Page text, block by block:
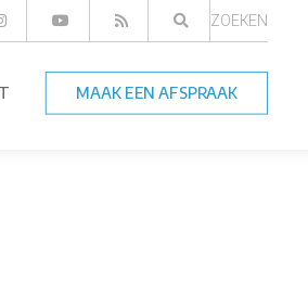
ZOEKEN
MAAK EEN AFSPRAAK